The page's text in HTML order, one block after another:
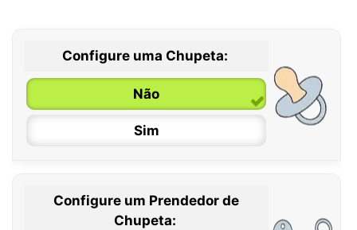
Configure uma Chupeta:
Não
Sim
0 / 6 meses
Configure um Prendedor de
Chupeta: